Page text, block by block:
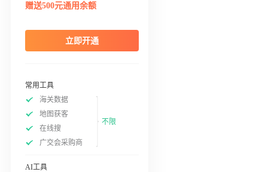
赠送500元通用余额
立即开通
常用工具
海关数据
地图获客
在线搜
广交会采购商
不限
AI工具